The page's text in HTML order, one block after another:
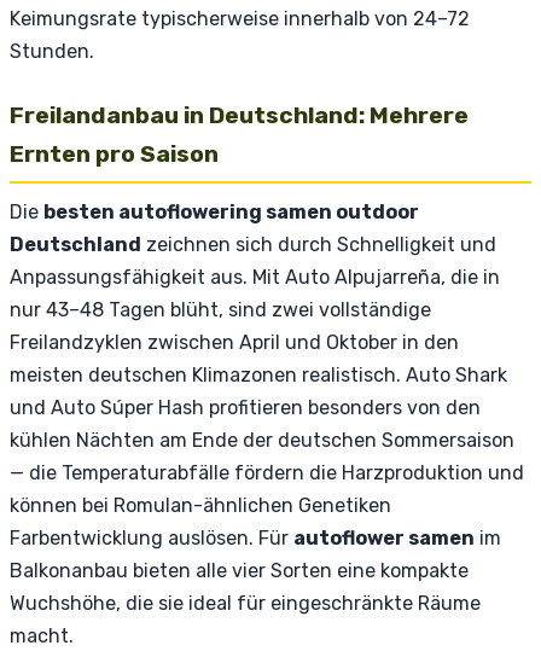
Keimungsrate typischerweise innerhalb von 24–72
Stunden.
Freilandanbau in Deutschland: Mehrere
Ernten pro Saison
Die besten autoflowering samen outdoor
Deutschland zeichnen sich durch Schnelligkeit und
Anpassungsfähigkeit aus. Mit Auto Alpujarreña, die in
nur 43–48 Tagen blüht, sind zwei vollständige
Freilandzyklen zwischen April und Oktober in den
meisten deutschen Klimazonen realistisch. Auto Shark
und Auto Súper Hash profitieren besonders von den
kühlen Nächten am Ende der deutschen Sommersaison
— die Temperaturabfälle fördern die Harzproduktion und
können bei Romulan-ähnlichen Genetiken
Farbentwicklung auslösen. Für autoflower samen im
Balkonanbau bieten alle vier Sorten eine kompakte
Wuchshöhe, die sie ideal für eingeschränkte Räume
macht.